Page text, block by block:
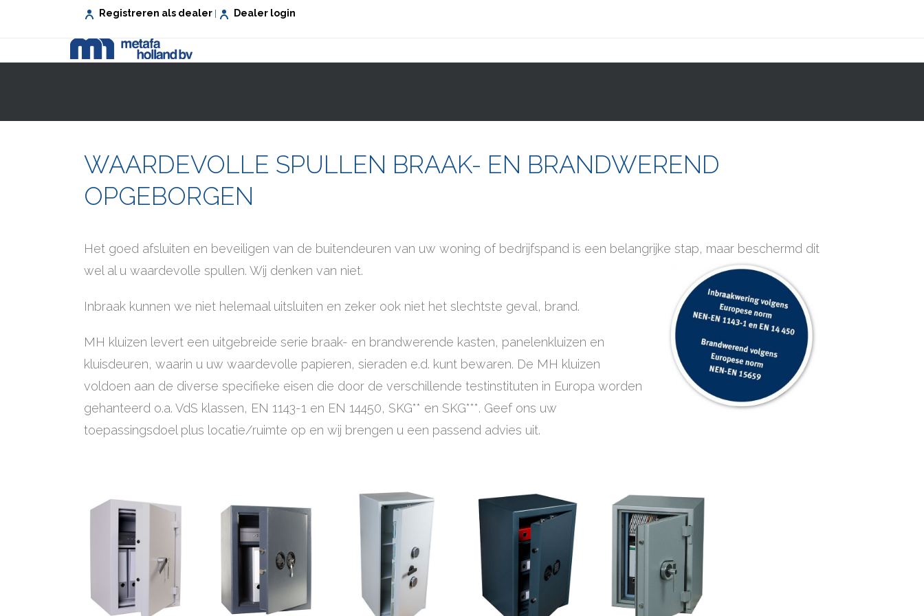
Registreren als dealer Dealer login
VEILIG WONEN VEILIG WERKEN
WAARDEVOLLE SPULLEN BRAAK- EN BRANDWEREND
OPGEBORGEN
Het goed afsluiten en beveiligen van de buitendeuren van uw woning of bedrijfspand is een belangrijke stap, maar beschermd dit
wel al u waardevolle spullen. Wij denken van niet.
Inbraak kunnen we niet helemaal uitsluiten en zeker ook niet het slechtste geval, brand.
MH kluizen levert een uitgebreide serie braak- en brandwerende kasten, panelenkluizen en
kluisdeuren, waarin u uw waardevolle papieren, sieraden e.d. kunt bewaren. De MH kluizen
voldoen aan de diverse specifieke eisen die door de verschillende testinstituten in Europa worden
gehanteerd o.a. VdS klassen, EN 1143-1 en EN 14450, SKG** en SKG***. Geef ons uw
toepassingsdoel plus locatie/ruimte op en wij brengen u een passend advies uit.